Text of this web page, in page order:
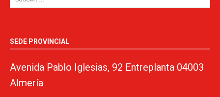
SEDE PROVINCIAL
Avenida Pablo Iglesias, 92 Entreplanta 04003
Almería